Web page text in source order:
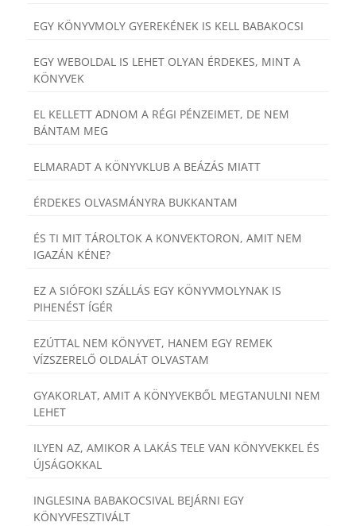
EGY KÖNYVMOLY GYEREKÉNEK IS KELL BABAKOCSI
EGY WEBOLDAL IS LEHET OLYAN ÉRDEKES, MINT A
KÖNYVEK
EL KELLETT ADNOM A RÉGI PÉNZEIMET, DE NEM
BÁNTAM MEG
ELMARADT A KÖNYVKLUB A BEÁZÁS MIATT
ÉRDEKES OLVASMÁNYRA BUKKANTAM
ÉS TI MIT TÁROLTOK A KONVEKTORON, AMIT NEM
IGAZÁN KÉNE?
EZ A SIÓFOKI SZÁLLÁS EGY KÖNYVMOLYNAK IS
PIHENÉST ÍGÉR
EZÚTTAL NEM KÖNYVET, HANEM EGY REMEK
VÍZSZERELŐ OLDALÁT OLVASTAM
GYAKORLAT, AMIT A KÖNYVEKBŐL MEGTANULNI NEM
LEHET
ILYEN AZ, AMIKOR A LAKÁS TELE VAN KÖNYVEKKEL ÉS
ÚJSÁGOKKAL
INGLESINA BABAKOCSIVAL BEJÁRNI EGY
KÖNYVFESZTIVÁLT